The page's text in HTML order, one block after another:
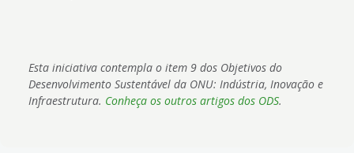
Esta iniciativa contempla o item 9 dos Objetivos do
Desenvolvimento Sustentável da ONU: Indústria, Inovação e
Infraestrutura. Conheça os outros artigos dos ODS.